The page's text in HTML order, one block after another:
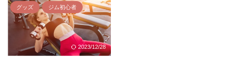
グッズ ジム初心者
2023/12/28